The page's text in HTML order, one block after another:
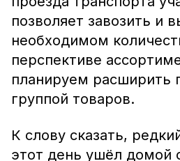
позволяет завозить и
необходимом
перспективе
планируем расширить
группой товаров.
К слову сказать,
этот день ушёл домой